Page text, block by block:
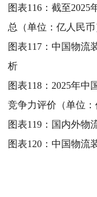
图表116：截至2025
总（单位：亿人民币
图表117：中国物流
析
图表118： 2025年中
竞争力评价（单位：
图表119： 国内外物
图表120：中国物流